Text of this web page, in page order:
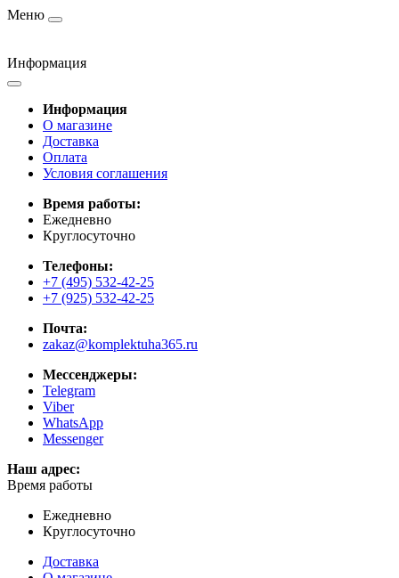
Меню
Информация
Информация
О магазине
Доставка
Оплата
Условия соглашения
Время работы:
Ежедневно
Круглосуточно
Телефоны:
+7 (495) 532-42-25
+7 (925) 532-42-25
Почта:
zakaz@komplektuha365.ru
Мессенджеры:
Telegram
Viber
WhatsApp
Messenger
Наш адрес:
Время работы
Ежедневно
Круглосуточно
Доставка